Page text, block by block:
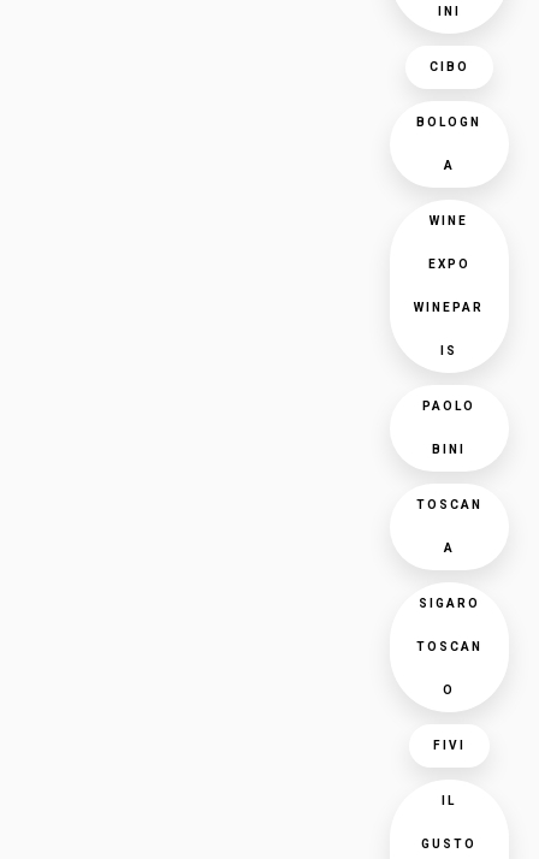
INI
CIBO
BOLOGN
A
WINE
EXPO
WINEPAR
IS
PAOLO
BINI
TOSCAN
A
SIGARO
TOSCAN
O
FIVI
IL
GUSTO